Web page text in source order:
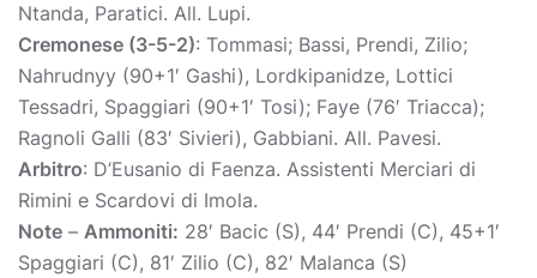
Ntanda, Paratici. All. Lupi.
Cremonese (3-5-2): Tommasi; Bassi, Prendi, Zilio;
Nahrudnyy (90+1′ Gashi), Lordkipanidze, Lottici
Tessadri, Spaggiari (90+1′ Tosi); Faye (76′ Triacca);
Ragnoli Galli (83′ Sivieri), Gabbiani. All. Pavesi.
Arbitro: D’Eusanio di Faenza. Assistenti Merciari di
Rimini e Scardovi di Imola.
Note – Ammoniti: 28′ Bacic (S), 44′ Prendi (C), 45+1′
Spaggiari (C), 81′ Zilio (C), 82′ Malanca (S)